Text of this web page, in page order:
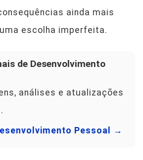
ainda mais
escolha imperfeita.
de Desenvolvimento
análises e atualizações
Pessoal →